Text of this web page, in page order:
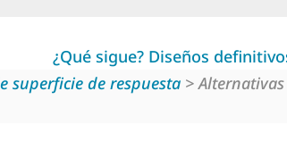
¿Qué sigue? Diseños
superficie de respuesta> Alternativas